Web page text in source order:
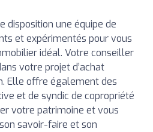
disposition une équipe de
et expérimentés pour vous
idéal. Votre conseiller
votre projet d’achat
Elle offre également des
et de syndic de copropriété
votre patrimoine et vous
savoir-faire et son